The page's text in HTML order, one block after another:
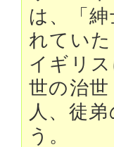
は、「
れていた
イギリ
世の治
人、徒
う。